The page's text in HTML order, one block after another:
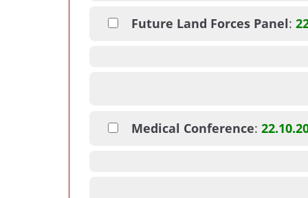
Future Land Forces Panel:
Medical Conference: